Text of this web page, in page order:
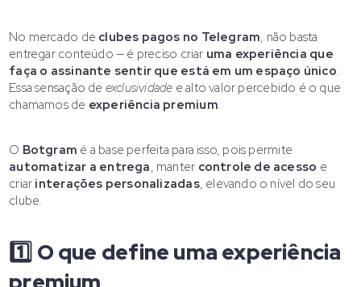
No mercado de clubes pagos no Telegram, não basta
entregar conteúdo — é preciso criar uma experiência que
faça o assinante sentir que está em um espaço único.
Essa sensação de exclusividade e alto valor percebido é o que
chamamos de experiência premium.
O Botgram é a base perfeita para isso, pois permite
automatizar a entrega, manter controle de acesso e
criar interações personalizadas, elevando o nível do seu
clube.
1️⃣ O que define uma experiência